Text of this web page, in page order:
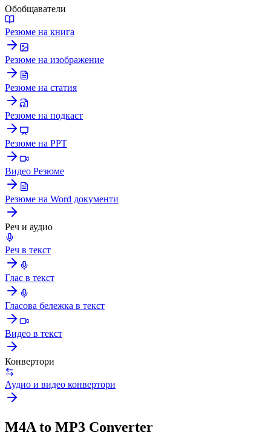
Обобщаватели
Резюме на книга
Резюме на изображение
Резюме на статия
Резюме на подкаст
Резюме на PPT
Видео Резюме
Резюме на Word документи
Реч и аудио
Реч в текст
Глас в текст
Гласова бележка в текст
Видео в текст
Конвертори
Аудио и видео конвертори
M4A to MP3 Converter